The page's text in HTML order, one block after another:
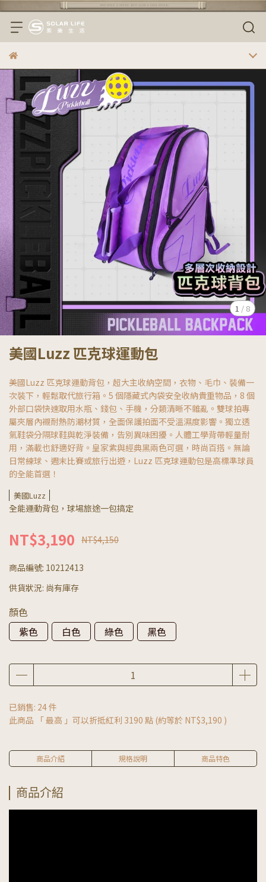
1 / 8
美國Luzz 匹克球運動包
美國Luzz 匹克球運動背包，超大主收納空間，衣物、毛巾、裝備一
次裝下，輕鬆取代旅行箱。5 個隱藏式內袋安全收納貴重物品，8 個
外部口袋快速取用水瓶、錢包、手機，分類清晰不雜亂。雙球拍專
屬夾層內襯耐熱防潮材質，全面保護拍面不受溫濕度影響。獨立透
氣鞋袋分隔球鞋與乾淨裝備，告別異味困擾。人體工學背帶輕量耐
用，滿載也舒適好背。皇家紫與經典黑兩色可選，時尚百搭。無論
日常練球、週末比賽或旅行出遊，Luzz 匹克球運動包是高標準球員
的全能首選！
美國Luzz
全能運動背包，球場旅途一包搞定
NT$3,190 NT$4,150
商品編號: 10212413
供貨狀況: 尚有庫存
顏色
紫色
白色 綠色 黑色
已銷售: 24 件
此商品 「 最高 」可以折抵紅利 3190 點 (約等於 NT$3,190 )
商品介紹 規格說明 商品特色
商品介紹